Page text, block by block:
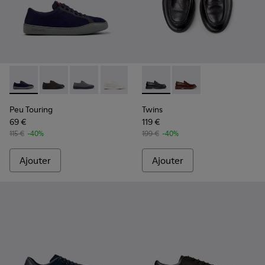
Peu Touring - K101082-001 - Baskets en cuir bleu et en
Peu Touring - K101082-004
Peu Touring - K101082-003
Peu Touring - K101082-002
Peu Touring
69 €
115 € -40%
Ajouter
Twins - K101088-001 -
Twins - K101088-002
Twins
119 €
199 € -40%
Ajouter